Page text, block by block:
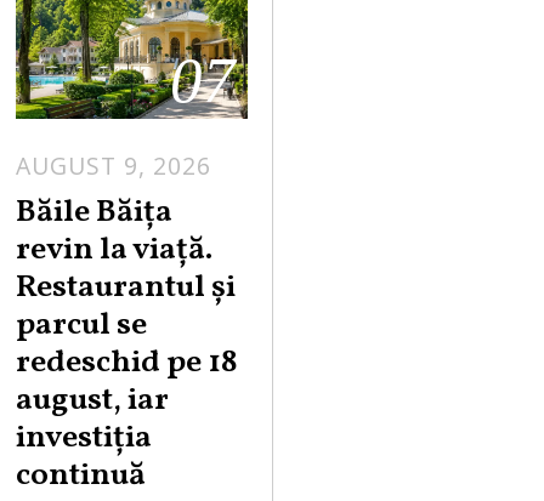
07
AUGUST 9, 2026
S
9
Băile Băița
revin la viață.
Restaurantul și
parcul se
redeschid pe 18
august, iar
investiția
continuă